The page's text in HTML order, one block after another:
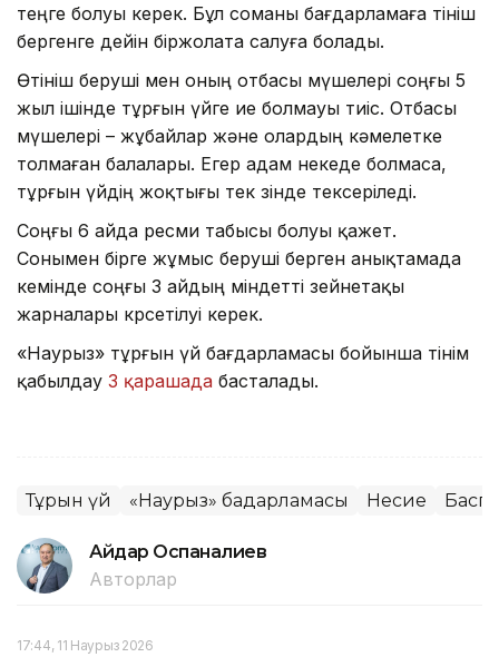
теңге болуы керек. Бұл соманы бағдарламаға өтініш
бергенге дейін біржолата салуға болады.
Өтініш беруші мен оның отбасы мүшелері соңғы 5
жыл ішінде тұрғын үйге ие болмауы тиіс. Отбасы
мүшелері – жұбайлар және олардың кәмелетке
толмаған балалары. Егер адам некеде болмаса,
тұрғын үйдің жоқтығы тек өзінде тексеріледі.
Соңғы 6 айда ресми табысы болуы қажет.
Сонымен бірге жұмыс беруші берген анықтамада
кемінде соңғы 3 айдың міндетті зейнетақы
жарналары көрсетілуі керек.
«Наурыз» тұрғын үй бағдарламасы бойынша өтінім
қабылдау 3 қарашада басталады.
Тұрғын үй «Наурыз» бағдарламасы Несие
Айдар Оспаналиев
Авторлар
17:44, 11 Наурыз 2026